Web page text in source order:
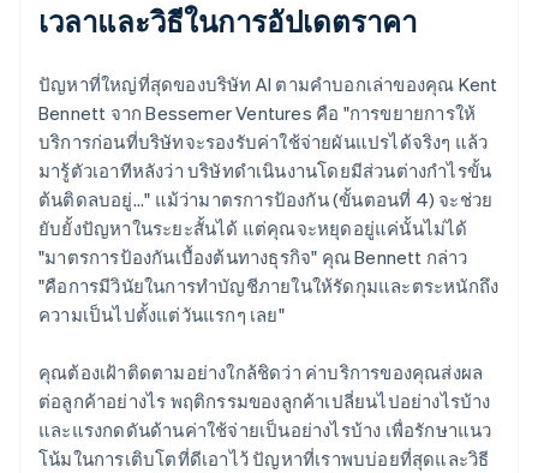
เวลาและวิธีในการอัปเดตราคา
ปัญหาที่ใหญ่ที่สุดของบริษัท AI ตามคำบอกเล่าของคุณ Kent
Bennett จาก Bessemer Ventures คือ "การขยายการให้
บริการก่อนที่บริษัทจะรองรับค่าใช้จ่ายผันแปรได้จริงๆ แล้ว
มารู้ตัวเอาทีหลังว่า บริษัทดำเนินงานโดยมีส่วนต่างกำไรขั้น
ต้นติดลบอยู่..." แม้ว่ามาตรการป้องกัน (ขั้นตอนที่ 4) จะช่วย
ยับยั้งปัญหาในระยะสั้นได้ แต่คุณจะหยุดอยู่แค่นั้นไม่ได้
"มาตรการป้องกันเบื้องต้นทางธุรกิจ" คุณ Bennett กล่าว
"คือการมีวินัยในการทำบัญชีภายในให้รัดกุมและตระหนักถึง
ความเป็นไปตั้งแต่วันแรกๆ เลย"
คุณต้องเฝ้าติดตามอย่างใกล้ชิดว่า ค่าบริการของคุณส่งผล
ต่อลูกค้าอย่างไร พฤติกรรมของลูกค้าเปลี่ยนไปอย่างไรบ้าง
และแรงกดดันด้านค่าใช้จ่ายเป็นอย่างไรบ้าง เพื่อรักษาแนว
โน้มในการเติบโตที่ดีเอาไว้ ปัญหาที่เราพบบ่อยที่สุดและวิธี